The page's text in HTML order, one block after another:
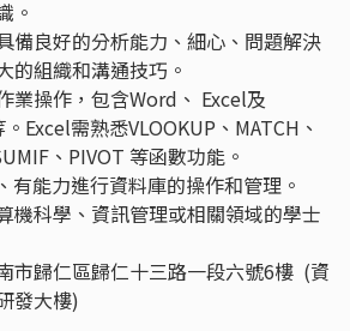
。
備良好的分析能力、細心、問題解決
的組織和溝通技巧。
業操作，包含Word、 Excel及
Excel需熟悉VLOOKUP、MATCH、
、PIVOT 等函數功能。
有能力進行資料庫的操作和管理。
機科學、資訊管理或相關領域的學士
市歸仁區歸仁十三路一段六號6樓 (資
發大樓)